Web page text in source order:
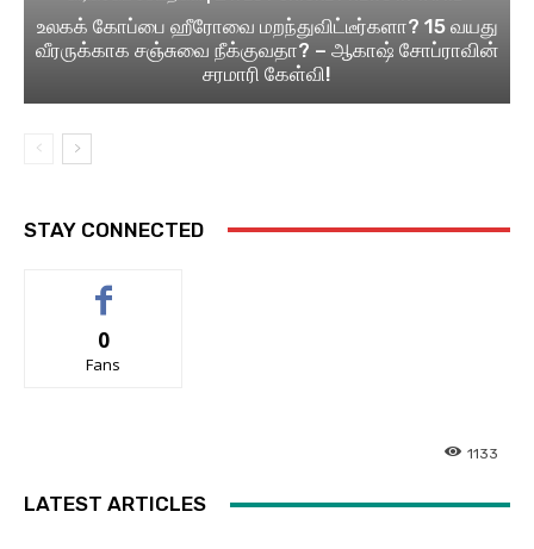
உலகக் கோப்பை ஹீரோவை மறந்துவிட்டீர்களா? 15 வயது
வீரருக்காக சஞ்சுவை நீக்குவதா? – ஆகாஷ் சோப்ராவின்
சரமாரி கேள்வி!
STAY CONNECTED
0
Fans
1133
LATEST ARTICLES